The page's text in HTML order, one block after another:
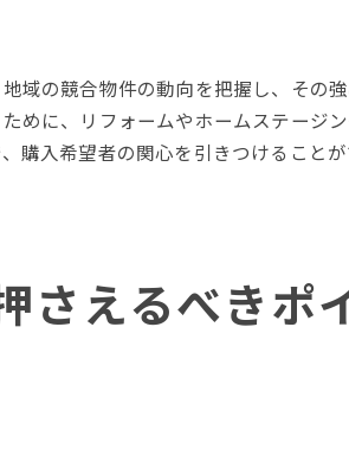
るための実践的アドバイス
する
ミング
イント
域の競合物件の動向を把握し、その
めに、リフォームやホームステージ
購入希望者の関心を引きつけること
さえるべきポ